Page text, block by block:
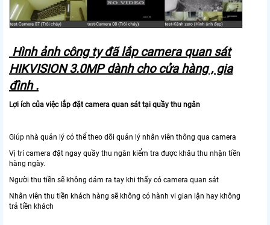
Hình ảnh công ty đã lắp camera quan sát
HIKVISION 3.0MP dành cho cửa hàng , gia
đình .
Lợi ích của việc lắp đặt camera quan sát tại quầy thu ngân
Giúp nhà quản lý có thể theo dõi quản lý nhân viên thông qua camera
Vị trí camera đặt ngay quầy thu ngân kiểm tra được khâu thu nhận tiền
hàng ngày.
Người thu tiền sẽ không dám ra tay khi thấy có camera quan sát
Nhân viên thu tiền khách hàng sẽ không có hành vi gian lận hay không
trả tiền khách